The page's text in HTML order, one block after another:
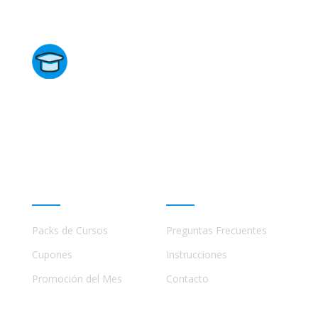
Packs de Cursos
Cupones
Promoción del Mes
Preguntas Frecuentes
Instrucciones
Contacto